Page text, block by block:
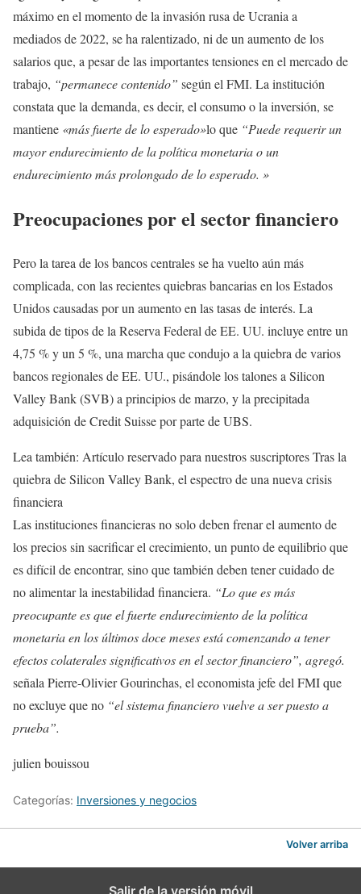
máximo en el momento de la invasión rusa de Ucrania a
mediados de 2022, se ha ralentizado, ni de un aumento de los
salarios que, a pesar de las importantes tensiones en el mercado de
trabajo, “permanece contenido” según el FMI. La institución
constata que la demanda, es decir, el consumo o la inversión, se
mantiene «más fuerte de lo esperado»lo que “Puede requerir un
mayor endurecimiento de la política monetaria o un
endurecimiento más prolongado de lo esperado. »
Preocupaciones por el sector financiero
Pero la tarea de los bancos centrales se ha vuelto aún más
complicada, con las recientes quiebras bancarias en los Estados
Unidos causadas por un aumento en las tasas de interés. La
subida de tipos de la Reserva Federal de EE. UU. incluye entre un
4,75 % y un 5 %, una marcha que condujo a la quiebra de varios
bancos regionales de EE. UU., pisándole los talones a Silicon
Valley Bank (SVB) a principios de marzo, y la precipitada
adquisición de Credit Suisse por parte de UBS.
Lea también: Artículo reservado para nuestros suscriptoresTras la
quiebra de Silicon Valley Bank, el espectro de una nueva crisis
financiera
Las instituciones financieras no solo deben frenar el aumento de
los precios sin sacrificar el crecimiento, un punto de equilibrio que
es difícil de encontrar, sino que también deben tener cuidado de
no alimentar la inestabilidad financiera. “Lo que es más
preocupante es que el fuerte endurecimiento de la política
monetaria en los últimos doce meses está comenzando a tener
efectos colaterales significativos en el sector financiero”, agregó.
señala Pierre-Olivier Gourinchas, el economista jefe del FMI que
no excluye que no “el sistema financiero vuelve a ser puesto a
prueba”.
julien bouissou
Categorías: Inversiones y negocios
Volver arriba
Salir de la versión móvil